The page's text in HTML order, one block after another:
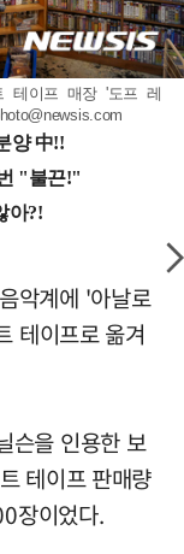
테이프 매장 '도프 레
악계에 '아날로
테이프로 옮겨
슨을 인용한 보
테이프 판매량
장이었다.